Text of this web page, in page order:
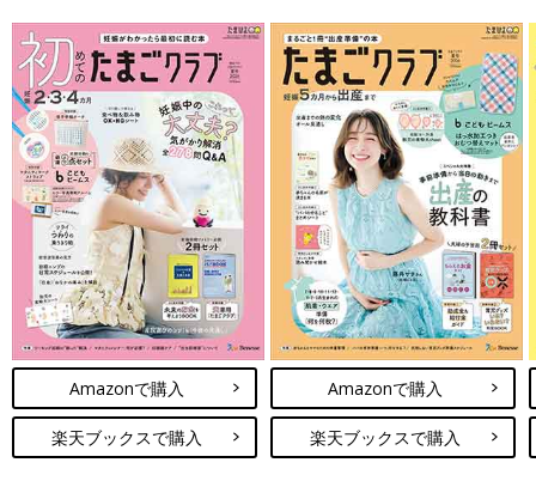
Amazonで購入
楽天ブックスで購入
Amazonで購入
楽天ブックスで購入